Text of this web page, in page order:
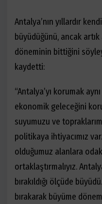
Antalya’nın yıllardır
büyüdüğünü, ancak artık
döneminin bittiğini
kaydetti:
“Antalya’yı korumak
ekonomik geleceğini
suyumuzu ve
politikaya ihtiyacımız
olduğumuz alanlara
ortaklaştırmalıyız.
bırakıldığı ölçüde
bırakarak büyüme